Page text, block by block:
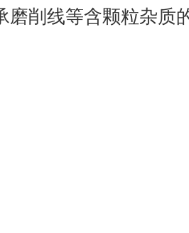
磨削线等含颗粒杂质